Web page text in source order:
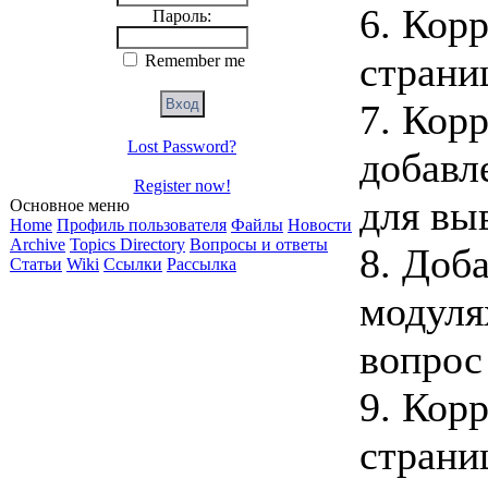
Пароль:
Remember me
Lost Password?
Register now!
Основное меню
Home Профиль пользователя Файлы Новости
Archive Topics Directory Вопросы и ответы
Статьи Wiki Ссылки Рассылка
6.
7.
для
8.
9.